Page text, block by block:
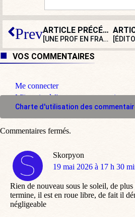
Prev ARTICLE PRÉCÉDENT
[UNE PROF EN FRANCE] Éducation nationale contre Excellence Ruralités
VOS COMMENTAIRES
Me connecter
M'inscrire à l'espace commentaire
Charte d'utilisation des
Skorpyon
dit
19 mai 2026 à 17 h 30
Rien de nouveau sous le soleil, de
termine, il est en roue libre, de fait il
négligeable
Commentaires fermés.